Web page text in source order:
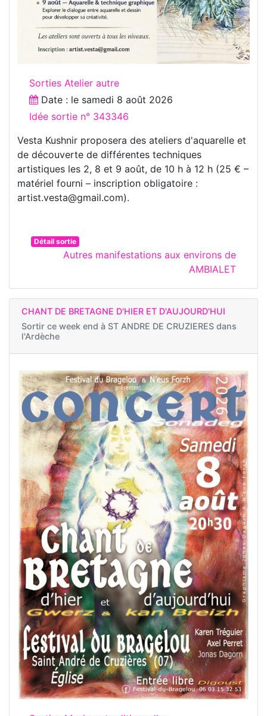
Sorties Atelier autre
Date : le samedi 8 août 2026
Idée sortie n° 343346
Vesta Kushnir proposera des ateliers d'aquarelle et
de découverte de différentes techniques
artistiques les 2, 8 et 9 août, de 10 h à 12 h (25 € –
matériel fourni – inscription obligatoire :
artist.vesta@gmail.com).
Détail sortie
Autres manifestations aux environs de
AMBIALET
CHANT DE BRETAGNE D'HIER ET D'AUJOURD'HUI
Sortir ce week end à ST ANDRE DE CRUZIERES dans
l'Ardèche